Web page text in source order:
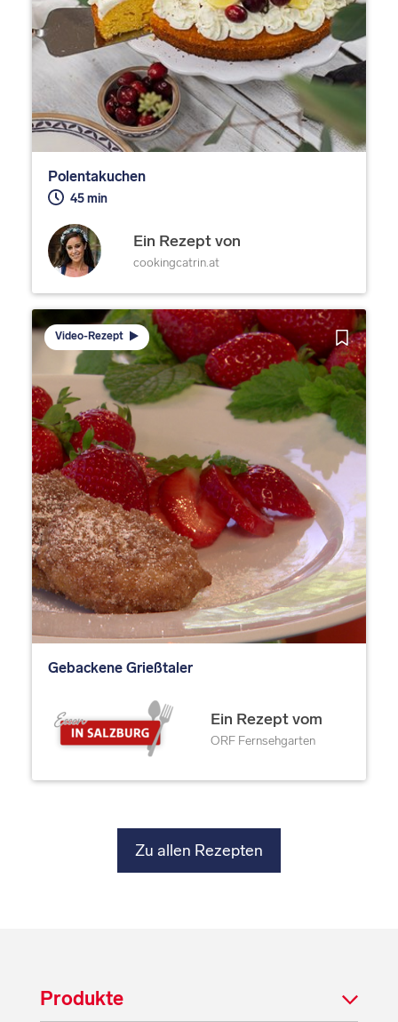
Polentakuchen
45 min
Ein Rezept von
cookingcatrin.at
Video-Rezept
Gebackene Grießtaler
Ein Rezept vom
ORF Fernsehgarten
Zu allen Rezepten
Produkte